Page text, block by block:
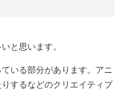
と思います。
いる部分があります。アニ
するなどのクリエイティブ